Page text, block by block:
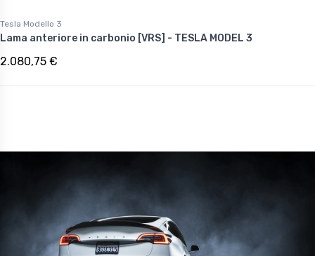
Tesla Modello 3
Lama anteriore in carbonio [VRS] - TESLA MODEL 3
2.080,75 €